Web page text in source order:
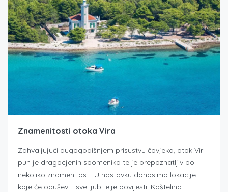
Znamenitosti otoka Vira
Zahvaljujući dugogodišnjem prisustvu čovjeka, otok Vir
pun je dragocjenih spomenika te je prepoznatljiv po
nekoliko znamenitosti. U nastavku donosimo lokacije
koje će oduševiti sve ljubitelje povijesti. Kaštelina